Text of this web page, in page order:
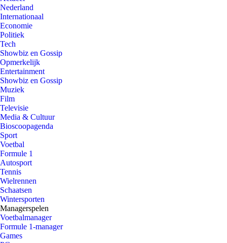
Nederland
Internationaal
Economie
Politiek
Tech
Showbiz en Gossip
Opmerkelijk
Entertainment
Showbiz en Gossip
Muziek
Film
Televisie
Media & Cultuur
Bioscoopagenda
Sport
Voetbal
Formule 1
Autosport
Tennis
Wielrennen
Schaatsen
Wintersporten
Managerspelen
Voetbalmanager
Formule 1-manager
Games